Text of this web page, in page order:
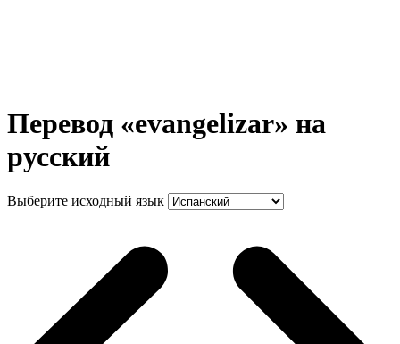
Перевод «evangelizar» на
русский
Выберите исходный язык